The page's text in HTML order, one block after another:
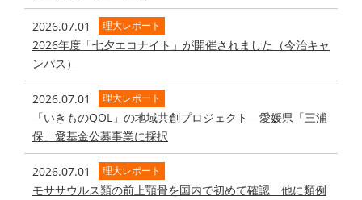
2026.07.01 理大レポート
2026年度「七夕エコナイト」が開催されました（今治キャ
ンパス）
2026.07.01 理大レポート
「いきものQOL」の地域共創プロジェクト 愛媛県「三浦
保」愛基金公募事業に採択
2026.07.01 理大レポート
モササウルス類の前上顎骨を国内で初めて確認 他に類例